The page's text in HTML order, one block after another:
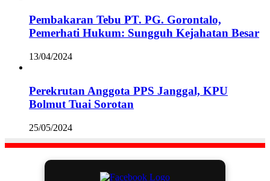
Pembakaran Tebu PT. PG. Gorontalo,
Pemerhati Hukum: Sungguh Kejahatan Besar
13/04/2024
Perekrutan Anggota PPS Janggal, KPU
Bolmut Tuai Sorotan
25/05/2024